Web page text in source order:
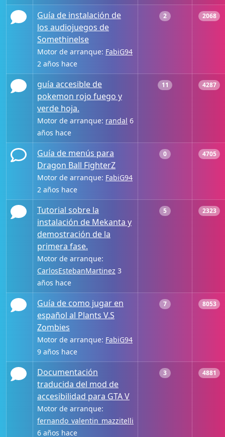
Guía de instalación de
los audiojuegos de
Somethinelse
Motor de arranque: FabiG94
2 años hace
2 2068
guía accesible de
pokemon rojo fuego y
verde hoja.
Motor de arranque: randal 6
años hace
11 4287
Guía de menús para
Dragon Ball FighterZ
Motor de arranque: FabiG94
2 años hace
0 4705
Tutorial sobre la
instalación de Mekanta y
demostración de la
primera fase.
Motor de arranque:
CarlosEstebanMartinez 3
años hace
5 2323
Guía de como jugar en
español al Plants V.S
Zombies
Motor de arranque: FabiG94
9 años hace
7 8053
Documentación
traducida del mod de
accesibilidad para GTA V
Motor de arranque:
fernando_valentin_mazzitelli
6 años hace
3 4881